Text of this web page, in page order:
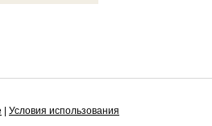
Условия использования